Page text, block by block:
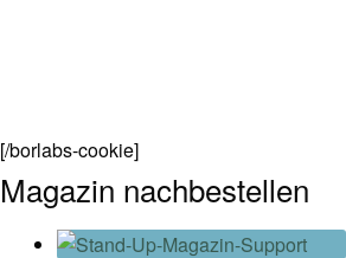
[/borlabs-cookie]
Magazin nachbestellen